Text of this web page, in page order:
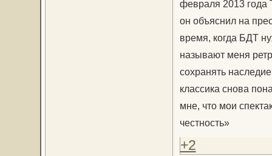
февраля 2013 года
он объяснил на
время, когда БДТ
называют меня
сохранять
классика снова
мне, что мои
честность»
+2